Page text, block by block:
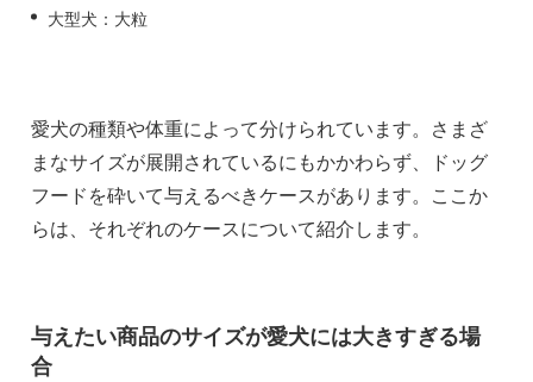
大型犬：大粒
愛犬の種類や体重によって分けられています。さまざ
まなサイズが展開されているにもかかわらず、ドッグ
フードを砕いて与えるべきケースがあります。ここか
らは、それぞれのケースについて紹介します。
与えたい商品のサイズが愛犬には大きすぎる場
合